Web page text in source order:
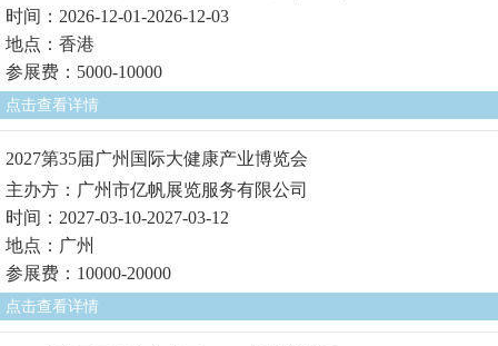
时间：2026-12-01-2026-12-03
地点：香港
参展费：5000-10000
点击查看详情
2027第35届广州国际大健康产业博览会
主办方：广州市亿帆展览服务有限公司
时间：2027-03-10-2027-03-12
地点：广州
参展费：10000-20000
点击查看详情